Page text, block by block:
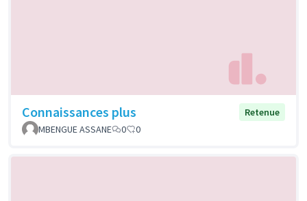
Connaissances plus
Retenue
MBENGUE ASSANE
0 0